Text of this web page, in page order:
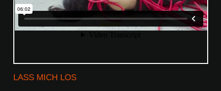
LASS MICH LOS